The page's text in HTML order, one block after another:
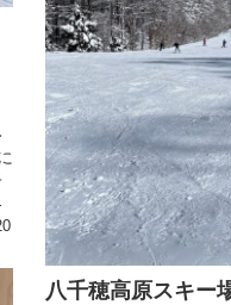
八千穂高原スキー